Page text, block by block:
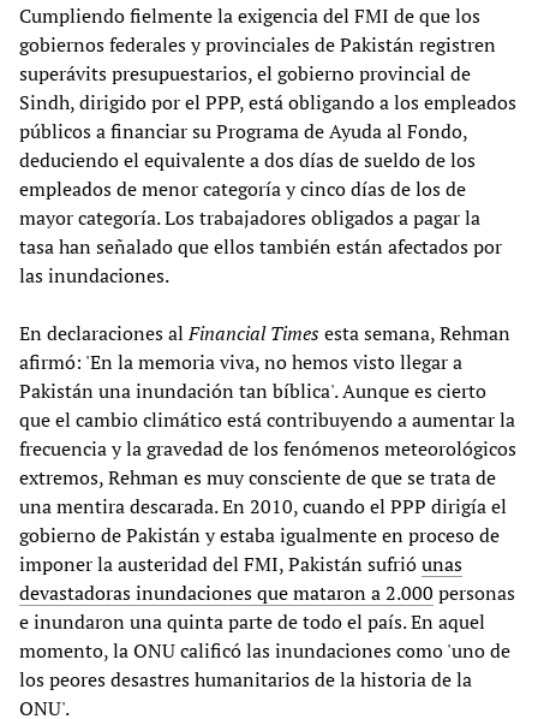
Cumpliendo fielmente la exigencia del FMI de que los
gobiernos federales y provinciales de Pakistán registren
superávits presupuestarios, el gobierno provincial de
Sindh, dirigido por el PPP, está obligando a los empleados
públicos a financiar su Programa de Ayuda al Fondo,
deduciendo el equivalente a dos días de sueldo de los
empleados de menor categoría y cinco días de los de
mayor categoría. Los trabajadores obligados a pagar la
tasa han señalado que ellos también están afectados por
las inundaciones.
En declaraciones alFinancial Timesesta semana, Rehman
afirmó: 'En la memoria viva, no hemos visto llegar a
Pakistán una inundación tan bíblica'. Aunque es cierto
que el cambio climático está contribuyendo a aumentar la
frecuencia y la gravedad de los fenómenos meteorológicos
extremos, Rehman es muy consciente de que se trata de
una mentira descarada. En 2010, cuando el PPP dirigía el
gobierno de Pakistán y estaba igualmente en proceso de
imponer la austeridad del FMI, Pakistán sufrióunas
devastadoras inundaciones que mataron a 2.000 personas
e inundaron una quinta parte de todo el país. En aquel
momento, la ONU calificó las inundaciones como 'uno de
los peores desastres humanitarios de la historia de la
ONU'.